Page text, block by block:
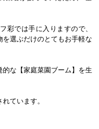
彩では手に入りますので、
選ぶだけのとてもお手軽な
な【家庭菜園ブーム】を生
ています。